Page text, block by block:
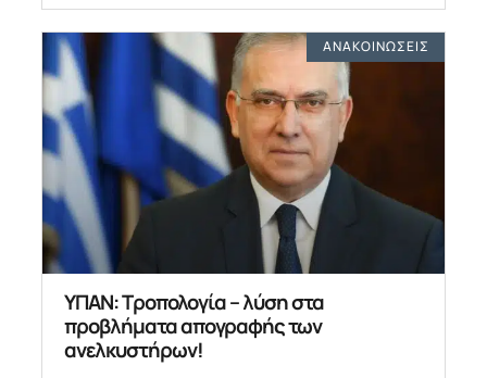
ΑΝΑΚΟΙΝΏΣΕΙΣ
ΥΠΑΝ: Τροπολογία – λύση στα
προβλήματα απογραφής των
ανελκυστήρων!